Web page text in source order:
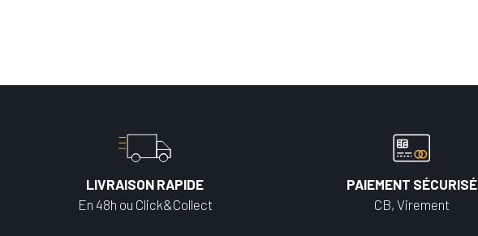
LIVRAISON RAPIDE
En 48h ou Click&Collect
PAIEMENT SÉCURISÉ
CB, Virement